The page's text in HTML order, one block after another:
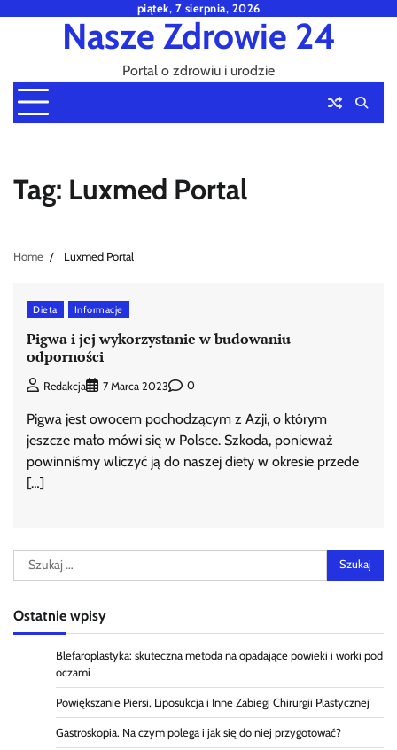
piątek, 7 sierpnia, 2026
Nasze Zdrowie 24
Portal o zdrowiu i urodzie
Tag: Luxmed Portal
Home Luxmed Portal
Dieta Informacje
Pigwa i jej wykorzystanie w budowaniu
odporności
Redakcja 7 Marca 2023 0
Pigwa jest owocem pochodzącym z Azji, o którym
jeszcze mało mówi się w Polsce. Szkoda, ponieważ
powinniśmy wliczyć ją do naszej diety w okresie przede
[…]
Szukaj:
Ostatnie wpisy
Blefaroplastyka: skuteczna metoda na opadające powieki i worki pod
oczami
Powiększanie Piersi, Liposukcja i Inne Zabiegi Chirurgii Plastycznej
Gastroskopia. Na czym polega i jak się do niej przygotować?